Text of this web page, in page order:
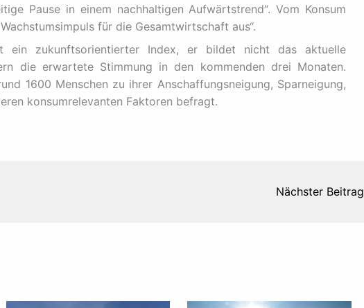
Pause in einem nachhaltigen Aufwärtstrend“. Vom Konsum
für die Gesamtwirtschaft aus“.
ein zukunftsorientierter Index, er bildet nicht das aktuelle
die erwartete Stimmung in den kommenden drei Monaten.
1600 Menschen zu ihrer Anschaffungsneigung, Sparneigung,
konsumrelevanten Faktoren befragt.
Nächster Beitrag